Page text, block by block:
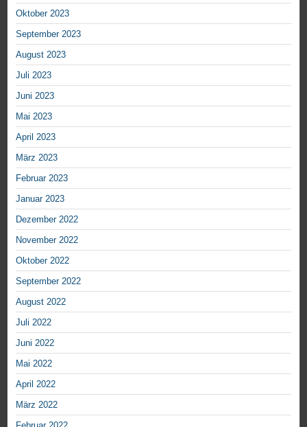
Oktober 2023
September 2023
August 2023
Juli 2023
Juni 2023
Mai 2023
April 2023
März 2023
Februar 2023
Januar 2023
Dezember 2022
November 2022
Oktober 2022
September 2022
August 2022
Juli 2022
Juni 2022
Mai 2022
April 2022
März 2022